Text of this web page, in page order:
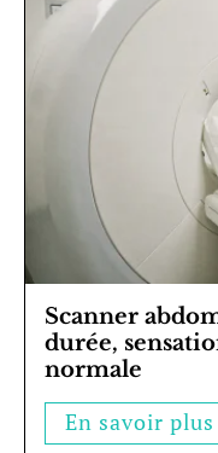
Scanner
durée,
normale
En savoir plus